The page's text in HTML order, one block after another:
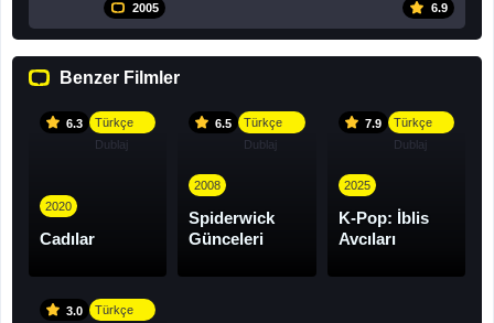
2005 6.9
Benzer Filmler
6.3
Türkçe
Dublaj
2020
Cadılar
6.5
Türkçe
Dublaj
2008
Spiderwick
Günceleri
7.9
Türkçe
Dublaj
2025
K-Pop: İblis
Avcıları
3.0
Türkçe